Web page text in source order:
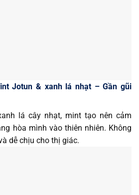
Jotun & xanh lá nhạt – Gần gũi
lá cây nhạt, mint tạo nên cảm
hòa mình vào thiên nhiên. Không
dễ chịu cho thị giác.